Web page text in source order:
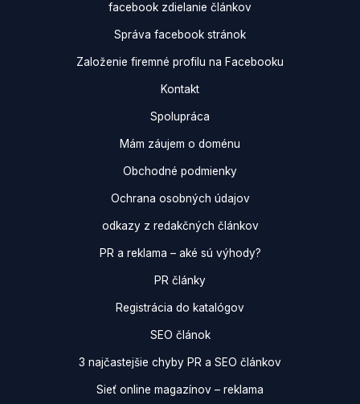
facebook zdielanie článkov
Správa facebook stránok
Založenie firemné profilu na Facebooku
Kontakt
Spolupráca
Mám záujem o doménu
Obchodné podmienky
Ochrana osobných údajov
odkazy z redakčných článkov
PR a reklama – aké sú výhody?
PR články
Registrácia do katalógov
SEO článok
3 najčastejšie chyby PR a SEO článkov
Sieť online magazínov – reklama